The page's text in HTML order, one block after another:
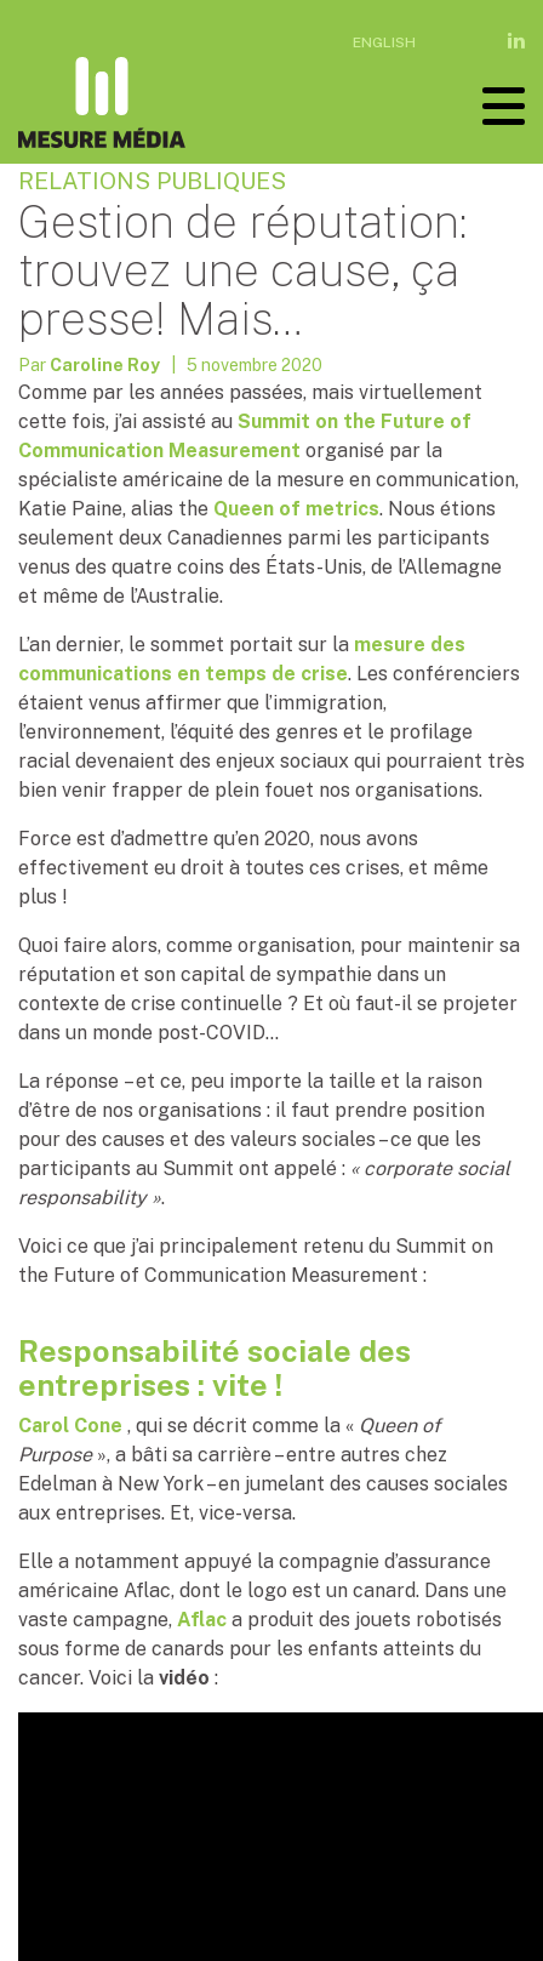
ENGLISH
RELATIONS PUBLIQUES
Gestion de réputation:
trouvez une cause, ça
presse! Mais…
Par Caroline Roy | 5 novembre 2020
Comme par les années passées, mais virtuellement
cette fois, j’ai assisté au Summit on the Future of
Communication Measurement organisé par la
spécialiste américaine de la mesure en communication,
Katie Paine, alias the Queen of metrics. Nous étions
seulement deux Canadiennes parmi les participants
venus des quatre coins des États-Unis, de l’Allemagne
et même de l’Australie.
L’an dernier, le sommet portait sur la mesure des
communications en temps de crise. Les conférenciers
étaient venus affirmer que l’immigration,
l’environnement, l’équité des genres et le profilage
racial devenaient des enjeux sociaux qui pourraient très
bien venir frapper de plein fouet nos organisations.
Force est d’admettre qu’en 2020, nous avons
effectivement eu droit à toutes ces crises, et même
plus !
Quoi faire alors, comme organisation, pour maintenir sa
réputation et son capital de sympathie dans un
contexte de crise continuelle ? Et où faut-il se projeter
dans un monde post-COVID…
La réponse – et ce, peu importe la taille et la raison
d’être de nos organisations : il faut prendre position
pour des causes et des valeurs sociales – ce que les
participants au Summit ont appelé : « corporate social
responsability ».
Voici ce que j’ai principalement retenu du Summit on
the Future of Communication Measurement :
Responsabilité sociale des
entreprises : vite !
Carol Cone , qui se décrit comme la « Queen of
Purpose», a bâti sa carrière – entre autres chez
Edelman à New York – en jumelant des causes sociales
aux entreprises. Et, vice-versa.
Elle a notamment appuyé la compagnie d’assurance
américaine Aflac, dont le logo est un canard. Dans une
vaste campagne, Aflac a produit des jouets robotisés
sous forme de canards pour les enfants atteints du
cancer. Voici la vidéo :